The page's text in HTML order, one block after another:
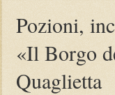
Pozioni,
«Il Borgo
Quaglietta